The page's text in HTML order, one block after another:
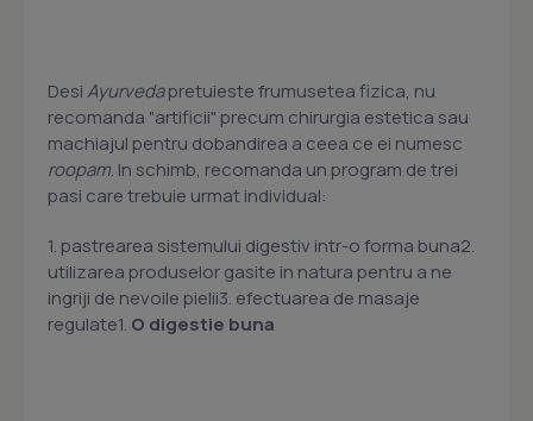
DesiAyurvedapretuieste frumusetea fizica, nu
recomanda "artificii" precum chirurgia estetica sau
machiajul pentru dobandirea a ceea ce ei numesc
roopam. In schimb, recomanda un program de trei
pasi care trebuie urmat individual:
1. pastrearea sistemului digestiv intr-o forma buna2.
utilizarea produselor gasite in natura pentru a ne
ingriji de nevoile pielii3. efectuarea de masaje
regulate1. O digestie buna